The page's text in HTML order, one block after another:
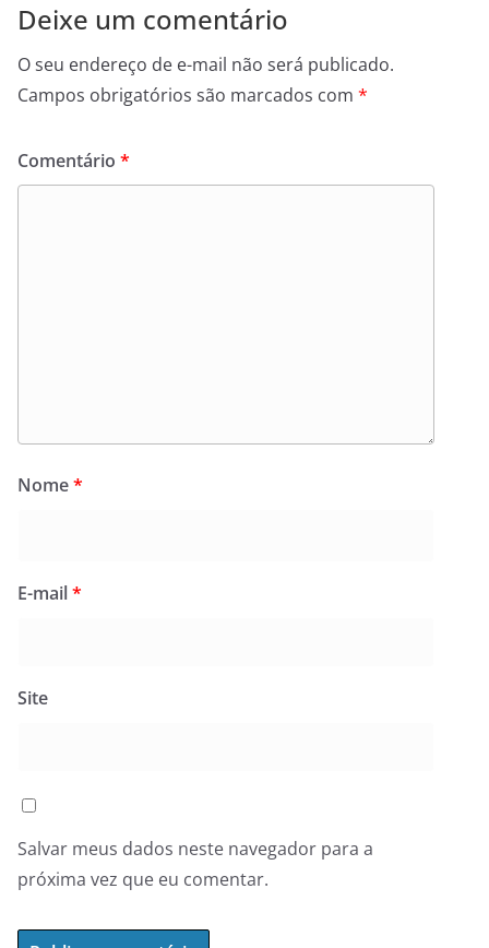
Deixe um comentário
O seu endereço de e-mail não será publicado.
Campos obrigatórios são marcados com *
Comentário *
Nome*
E-mail*
Site
Salvar meus dados neste navegador para a
próxima vez que eu comentar.